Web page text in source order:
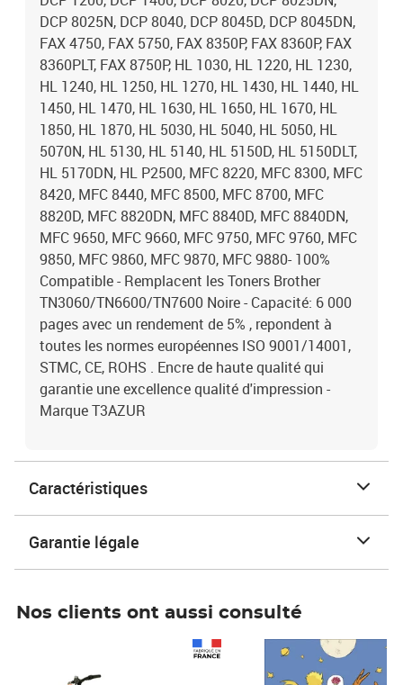
DCP 8025N, DCP 8040, DCP 8045D, DCP 8045DN,
FAX 4750, FAX 5750, FAX 8350P, FAX 8360P, FAX
8360PLT, FAX 8750P, HL 1030, HL 1220, HL 1230,
HL 1240, HL 1250, HL 1270, HL 1430, HL 1440, HL
1450, HL 1470, HL 1630, HL 1650, HL 1670, HL
1850, HL 1870, HL 5030, HL 5040, HL 5050, HL
5070N, HL 5130, HL 5140, HL 5150D, HL 5150DLT,
HL 5170DN, HL P2500, MFC 8220, MFC 8300, MFC
8420, MFC 8440, MFC 8500, MFC 8700, MFC
8820D, MFC 8820DN, MFC 8840D, MFC 8840DN,
MFC 9650, MFC 9660, MFC 9750, MFC 9760, MFC
9850, MFC 9860, MFC 9870, MFC 9880- 100%
Compatible - Remplacent les Toners Brother
TN3060/TN6600/TN7600 Noire - Capacité: 6 000
pages avec un rendement de 5% , repondent à
toutes les normes européennes ISO 9001/14001,
STMC, CE, ROHS . Encre de haute qualité qui
garantie une excellence qualité d'impression -
Marque T3AZUR
Caractéristiques
Garantie légale
Nos clients ont aussi consulté
Prix 7,50€